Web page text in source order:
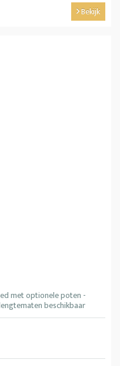
Bekijk
met optionele poten -
beschikbaar